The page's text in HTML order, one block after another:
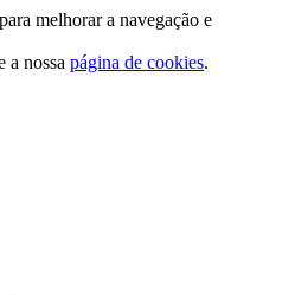
melhorar a navegação e
a nossa página de cookies.